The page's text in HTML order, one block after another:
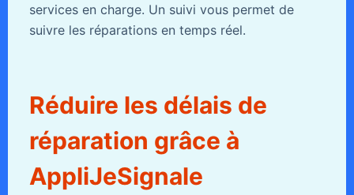
services en charge. Un suivi vous permet de
suivre les réparations en temps réel.
Réduire les délais de
réparation grâce à
AppliJeSignale